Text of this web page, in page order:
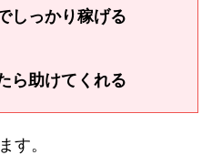
しっかり稼げる
ら助けてくれる
す。